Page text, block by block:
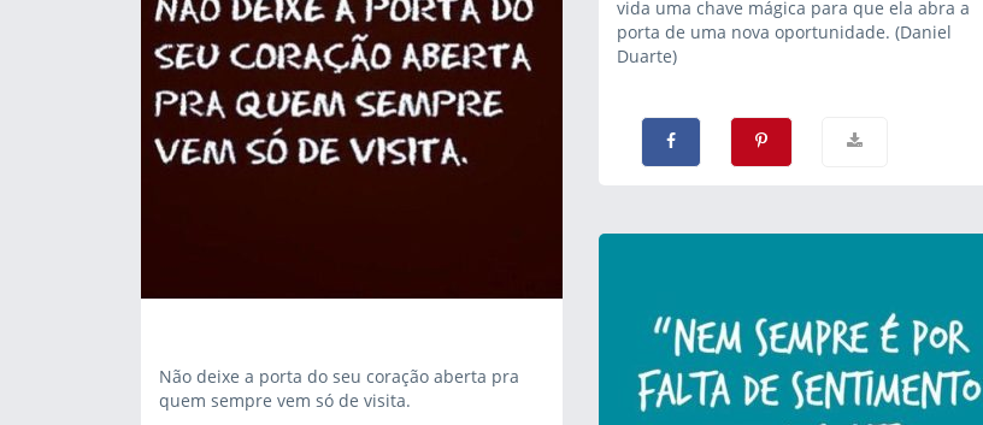
vida uma chave mágica para que ela abra a
porta de uma nova oportunidade. (Daniel
Duarte)
Não deixe a porta do seu coração aberta pra
quem sempre vem só de visita.